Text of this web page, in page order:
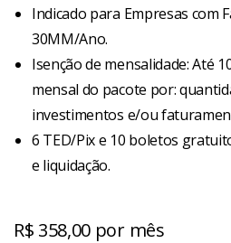
Indicado para Empresas com
30MM/Ano.
Isenção de mensalidade: Até
mensal do pacote por:
investimentos e/ou
6 TED/Pix e 10 boletos
e liquidação.
R$ 358,00 por mês